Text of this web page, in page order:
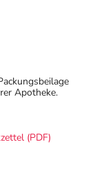
Apotheke.
(PDF)